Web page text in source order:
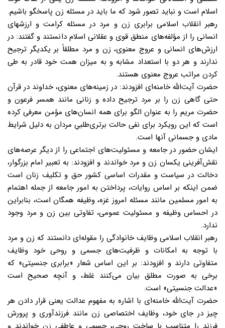
اسلام است و نباید تصور شود که ما باید در مسئله زن پاسخگو باشیم.
رهبر انقلاب اسلامی برابری زن و مرد در مسئله کرامت و ارزشهای
انسانی را از مؤلفه‌های منطق قوی و عقلانی اسلام دانستند و گفتند: در
ارزش‌های انسانی و عروج معنوی، زن و مرد مطلقاً بر یکدیگر ترجیح
ندارند و هر دو با استعداد مشابه و به میزان همت خود قادر به طی
کردن مراتب عروج معنوی هستند.
حضرت آیت‌الله خامنه‌ای افزودند: در زمینه‌های معنوی، خداوند در قرآن
حتی گاهی زن را بر مرد ترجیح داده و زنانی مانند همسر فرعون و
حضرت مریم را به عنوان الگو برای همه انسان‌های مؤمن معرفی کرده
است که این رویکرد برای نفی حالت برتری‌طلبیِ مردان به دلیل شرایط
مادی و جسمانی آنها است.
ایشان حضور در جامعه و مسئولیت‌های اجتماعی را از دیگر عرصه‌های
نقش‌آفرینی یکسان زن و مرد خواندند و افزودند: به تعبیر امام بزرگوار،
دخالت در سیاست و مقدرات اساسی کشور حق و تکلیف زنان است
ضمن اینکه بر اساس روایات، پرداختن به امور جامعه از جمله اهتمام
به امور مسلمین مانند مسئله امروز غزه، وظیفه همگان است، بنابراین
در احساس وظیفه و مسئولیت عمومی، تفاوتی بین زن و مرد وجود
ندارد.
رهبر انقلاب اسلامی وظایف خانوادگی را مقوله‌ای دانستند که زن و مرد
با توجه به امکانات و ظرفیت‌های جسمی و روحی خود وظایف
متفاوتی دارند و افزودند: بر این اساس شعار «برابری جنسیتی» که
برخی به صورت مطلق بیان می‌کنند غلط، و آنچه صحیح است
«عدالت جنسیتی» است.
حضرت آیت‌الله خامنه‌ای با اشاره به مفهوم عدالت یعنی قرار دادن هر
چیز در جای خود، وظایف اختصاصی زن مانند فرزندآوری و پرورش